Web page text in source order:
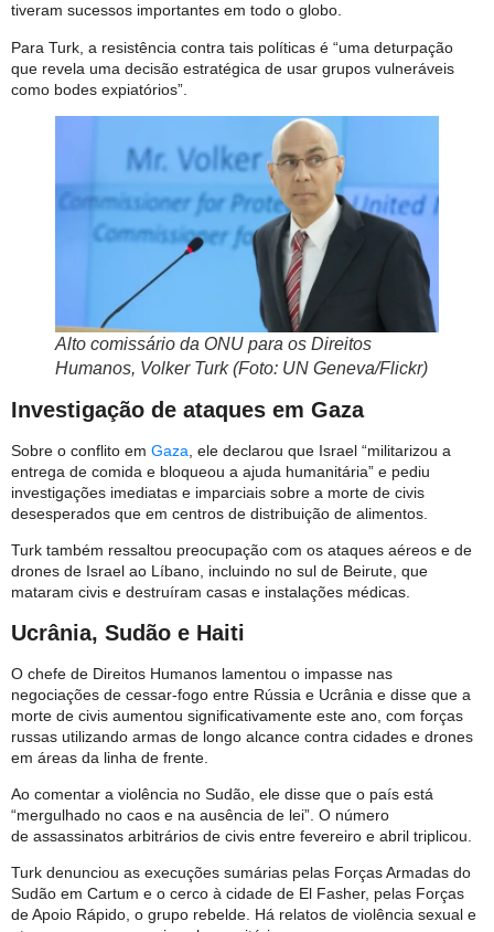
tiveram sucessos importantes em todo o globo.
Para Turk, a resistência contra tais políticas é “uma deturpação
que revela uma decisão estratégica de usar grupos vulneráveis ​​
como bodes expiatórios”.
Alto comissário da ONU para os Direitos
Humanos, Volker Turk (Foto: UN Geneva/Flickr)
Investigação de ataques em Gaza
Sobre o conflito em Gaza , ele declarou que Israel “militarizou a
entrega de comida e bloqueou a ajuda humanitária” e pediu
investigações imediatas e imparciais sobre a morte de civis
desesperados que em centros de distribuição de alimentos.
Turk também ressaltou preocupação com os ataques aéreos e de
drones de Israel ao Líbano, incluindo no sul de Beirute, que
mataram civis e destruíram casas e instalações médicas.
Ucrânia, Sudão e Haiti
O chefe de Direitos Humanos lamentou o impasse nas
negociações de cessar-fogo entre Rússia e Ucrânia e disse que a
morte de civis aumentou significativamente este ano, com forças
russas utilizando armas de longo alcance contra cidades e drones
em áreas da linha de frente.
Ao comentar a violência no Sudão, ele disse que o país está
“mergulhado no caos e na ausência de lei”. O número
de assassinatos arbitrários de civis entre fevereiro e abril triplicou.
Turk denunciou as execuções sumárias pelas Forças Armadas do
Sudão em Cartum e o cerco à cidade de El Fasher, pelas Forças
de Apoio Rápido, o grupo rebelde. Há relatos de violência sexual e